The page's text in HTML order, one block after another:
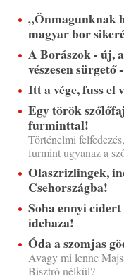
„Önmagunknak
magyar bor
A Borászok - új,
vészesen sürgető
Itt a vége, fuss el
Egy török
furminttal!
Történelmi
furmint ugyanaz a
Olaszrizlingek,
Csehországba!
Soha ennyi
idehaza!
Óda a szomjas
Avagy mi lenne
Bisztró nélkül?